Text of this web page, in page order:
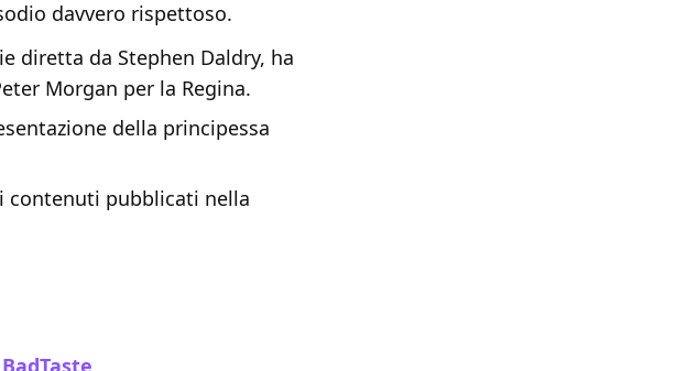
davvero rispettoso.
diretta da Stephen Daldry, ha
Morgan per la Regina.
della principessa
contenuti pubblicati nella